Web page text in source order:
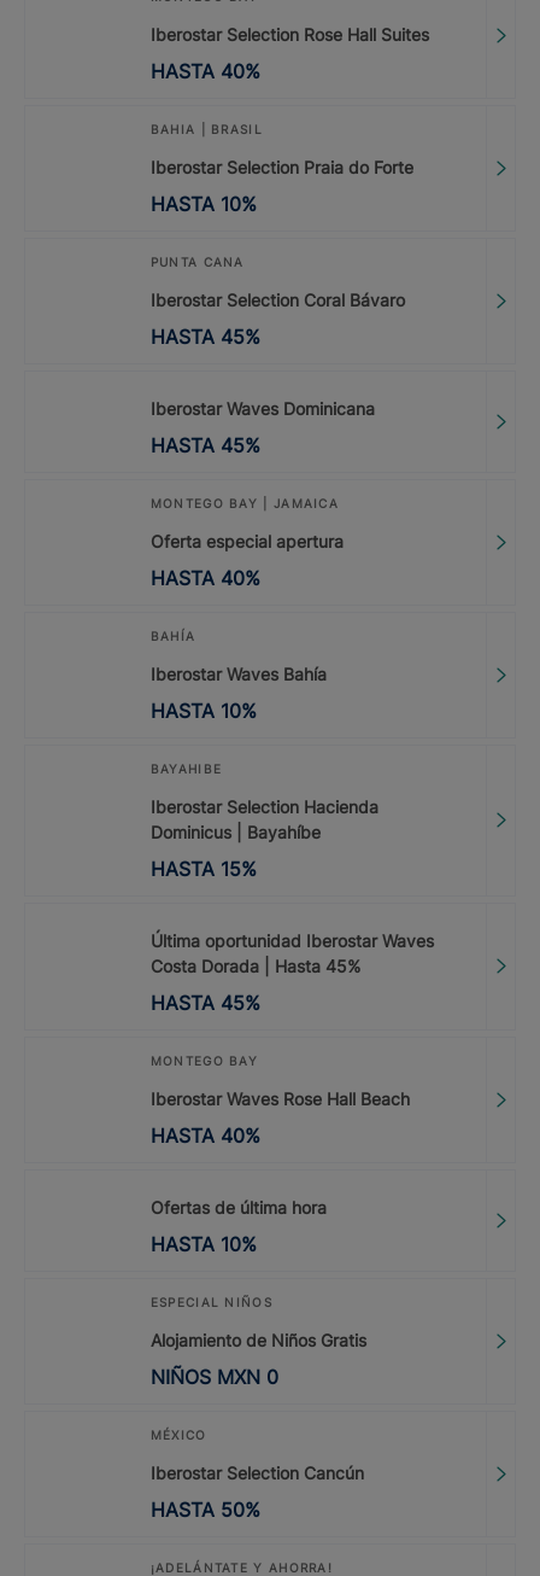
Iberostar Selection Rose Hall Suites
HASTA 40%
BAHIA | BRASIL
Iberostar Selection Praia do Forte
HASTA 10%
PUNTA CANA
Iberostar Selection Coral Bávaro
HASTA 45%
Iberostar Waves Dominicana
HASTA 45%
MONTEGO BAY | JAMAICA
Oferta especial apertura
HASTA 40%
BAHÍA
Iberostar Waves Bahía
HASTA 10%
BAYAHIBE
Iberostar Selection Hacienda
Dominicus | Bayahíbe
HASTA 15%
Última oportunidad Iberostar Waves
Costa Dorada | Hasta 45%
HASTA 45%
MONTEGO BAY
Iberostar Waves Rose Hall Beach
HASTA 40%
Ofertas de última hora
HASTA 10%
ESPECIAL NIÑOS
Alojamiento de Niños Gratis
NIÑOS MXN 0
MÉXICO
Iberostar Selection Cancún
HASTA 50%
¡ADELÁNTATE Y AHORRA!